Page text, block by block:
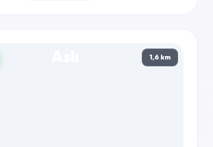
1,6 km